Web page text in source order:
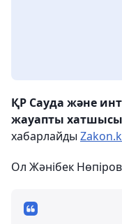
ҚР Сауда және
жауапты
хабарлайды
Ол Жәнібек